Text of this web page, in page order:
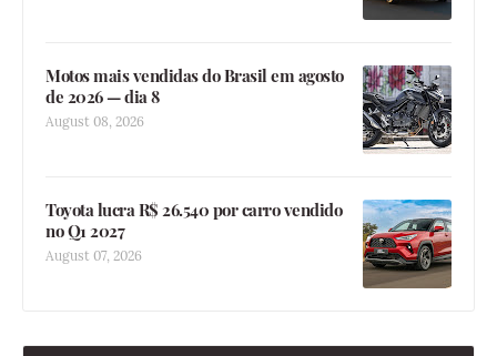
Motos mais vendidas do Brasil em agosto
de 2026 — dia 8
August 08, 2026
Toyota lucra R$ 26.540 por carro vendido
no Q1 2027
August 07, 2026